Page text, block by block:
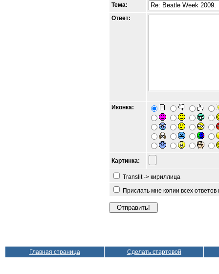
Тема:
Ответ:
Иконка:
Картинка:
Translit -> кириллица
Прислать мне копии всех
Главная страница Сделать стартовой